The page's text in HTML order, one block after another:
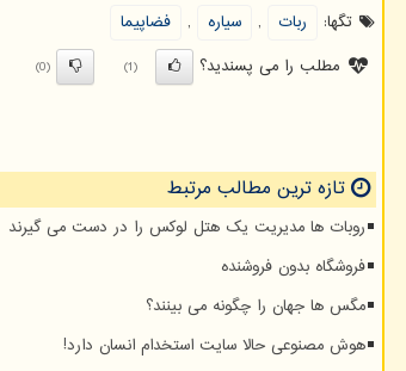
تگها:
ربات , سیاره ,
فضاپیما
مطلب را می پسندید؟
(1)
(0)
تازه ترین مطالب مرتبط
روبات ها مدیریت یک هتل لوکس را در دست می گیرند
فروشگاه بدون فروشنده
مگس ها جهان را چگونه می بینند؟
هوش مصنوعی حالا سایت استخدام انسان دارد!